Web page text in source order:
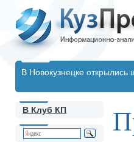
В Новокузнецке
В Клуб КП